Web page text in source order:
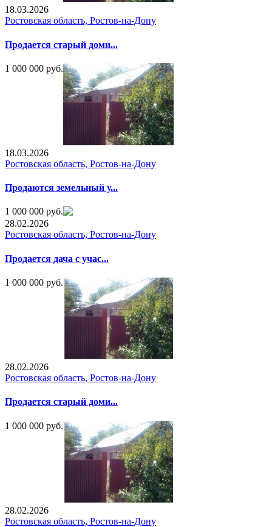
18.03.2026
Ростовская область, Ростов-на-Дону
Продается старый доми...
1 000 000 руб.
18.03.2026
Ростовская область, Ростов-на-Дону
Продаются земельный у...
1 000 000 руб.
28.02.2026
Ростовская область, Ростов-на-Дону
Продается дача с учас...
1 000 000 руб.
28.02.2026
Ростовская область, Ростов-на-Дону
Продается старый доми...
1 000 000 руб.
28.02.2026
Ростовская область, Ростов-на-Дону